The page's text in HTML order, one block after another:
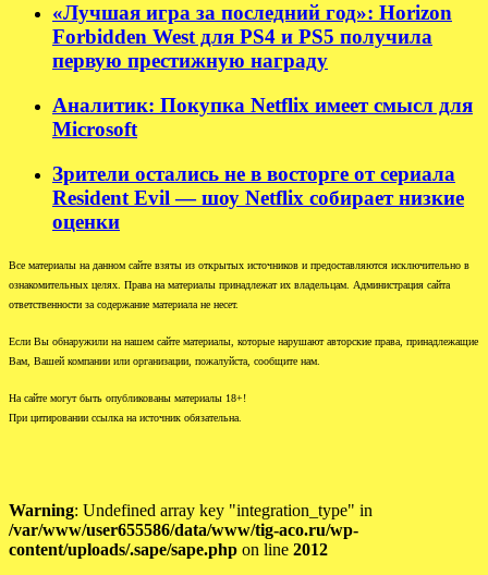
«Лучшая игра за последний год»: Horizon
Forbidden West для PS4 и PS5 получила
первую престижную награду
Аналитик: Покупка Netflix имеет смысл для
Microsoft
Зрители остались не в восторге от сериала
Resident Evil — шоу Netflix собирает низкие
оценки
Все материалы на данном сайте взяты из открытых источников и предоставляются исключительно в
ознакомительных целях. Права на материалы принадлежат их владельцам. Администрация сайта
ответственности за содержание материала не несет.
Если Вы обнаружили на нашем сайте материалы, которые нарушают авторские права, принадлежащие
Вам, Вашей компании или организации, пожалуйста, сообщите нам.
На сайте могут быть опубликованы материалы 18+!
При цитировании ссылка на источник обязательна.
Warning: Undefined array key "integration_type" in
/var/www/user655586/data/www/tig-aco.ru/wp-
content/uploads/.sape/sape.php on line 2012